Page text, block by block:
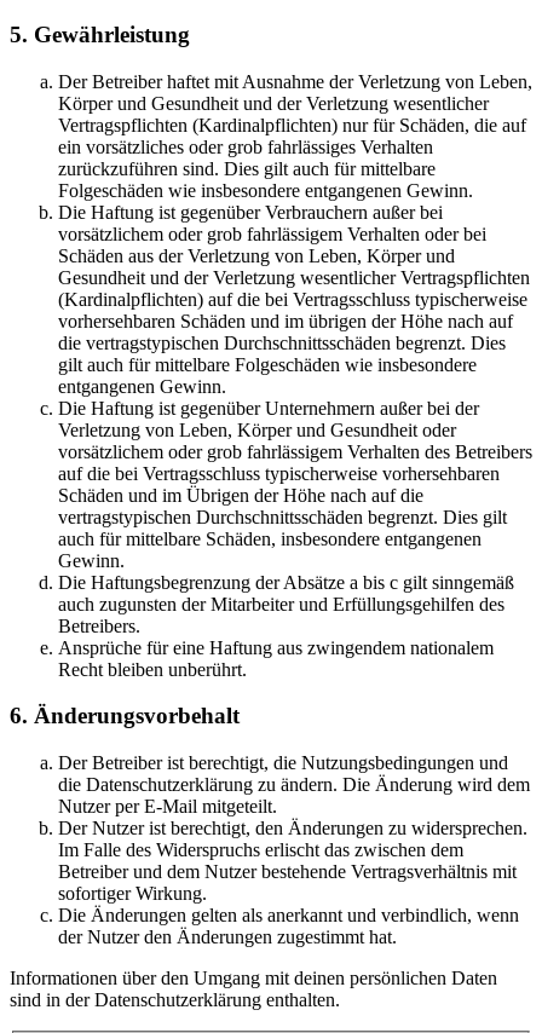
5. Gewährleistung
Der Betreiber haftet mit Ausnahme der Verletzung von Leben,
Körper und Gesundheit und der Verletzung wesentlicher
Vertragspflichten (Kardinalpflichten) nur für Schäden, die auf
ein vorsätzliches oder grob fahrlässiges Verhalten
zurückzuführen sind. Dies gilt auch für mittelbare
Folgeschäden wie insbesondere entgangenen Gewinn.
Die Haftung ist gegenüber Verbrauchern außer bei
vorsätzlichem oder grob fahrlässigem Verhalten oder bei
Schäden aus der Verletzung von Leben, Körper und
Gesundheit und der Verletzung wesentlicher Vertragspflichten
(Kardinalpflichten) auf die bei Vertragsschluss typischerweise
vorhersehbaren Schäden und im übrigen der Höhe nach auf
die vertragstypischen Durchschnittsschäden begrenzt. Dies
gilt auch für mittelbare Folgeschäden wie insbesondere
entgangenen Gewinn.
Die Haftung ist gegenüber Unternehmern außer bei der
Verletzung von Leben, Körper und Gesundheit oder
vorsätzlichem oder grob fahrlässigem Verhalten des Betreibers
auf die bei Vertragsschluss typischerweise vorhersehbaren
Schäden und im Übrigen der Höhe nach auf die
vertragstypischen Durchschnittsschäden begrenzt. Dies gilt
auch für mittelbare Schäden, insbesondere entgangenen
Gewinn.
Die Haftungsbegrenzung der Absätze a bis c gilt sinngemäß
auch zugunsten der Mitarbeiter und Erfüllungsgehilfen des
Betreibers.
Ansprüche für eine Haftung aus zwingendem nationalem
Recht bleiben unberührt.
6. Änderungsvorbehalt
Der Betreiber ist berechtigt, die Nutzungsbedingungen und
die Datenschutzerklärung zu ändern. Die Änderung wird dem
Nutzer per E-Mail mitgeteilt.
Der Nutzer ist berechtigt, den Änderungen zu widersprechen.
Im Falle des Widerspruchs erlischt das zwischen dem
Betreiber und dem Nutzer bestehende Vertragsverhältnis mit
sofortiger Wirkung.
Die Änderungen gelten als anerkannt und verbindlich, wenn
der Nutzer den Änderungen zugestimmt hat.
Informationen über den Umgang mit deinen persönlichen Daten
sind in der Datenschutzerklärung enthalten.